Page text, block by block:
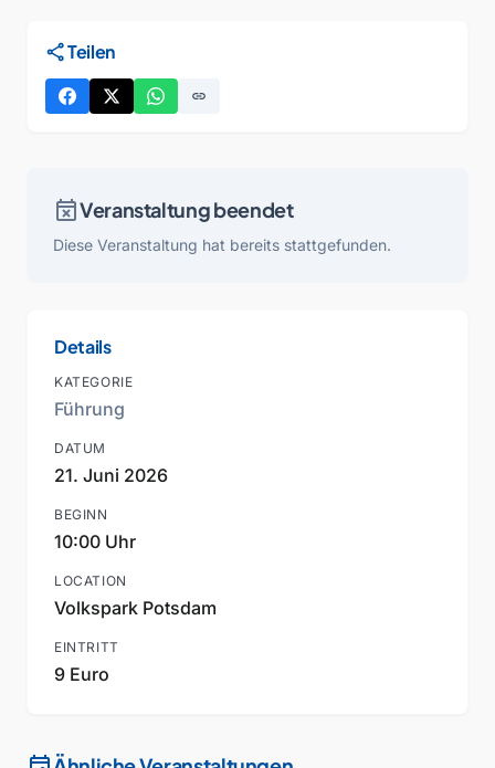
shareTeilen
link
event_busyVeranstaltung beendet
Diese Veranstaltung hat bereits stattgefunden.
Details
KATEGORIE
Führung
DATUM
21. Juni 2026
BEGINN
10:00 Uhr
LOCATION
Volkspark Potsdam
EINTRITT
9 Euro